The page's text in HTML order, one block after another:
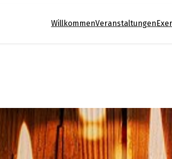
WillkommenVeranstaltungen